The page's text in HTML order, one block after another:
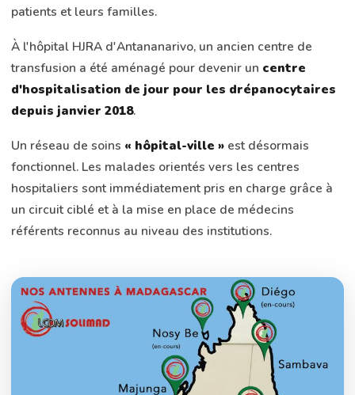
patients et leurs familles.
À l'hôpital HJRA d'Antananarivo, un ancien centre de
transfusion a été aménagé pour devenir un centre
d'hospitalisation de jour pour les drépanocytaires
depuis janvier 2018.
Un réseau de soins « hôpital-ville » est désormais
fonctionnel. Les malades orientés vers les centres
hospitaliers sont immédiatement pris en charge grâce à
un circuit ciblé et à la mise en place de médecins
référents reconnus au niveau des institutions.